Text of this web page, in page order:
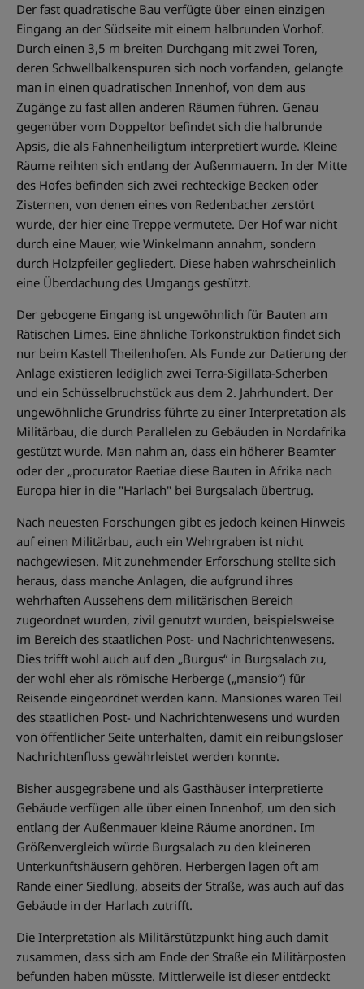
Der fast quadratische Bau verfügte über einen einzigen
Eingang an der Südseite mit einem halbrunden Vorhof.
Durch einen 3,5 m breiten Durchgang mit zwei Toren,
deren Schwellbalkenspuren sich noch vorfanden, gelangte
man in einen quadratischen Innenhof, von dem aus
Zugänge zu fast allen anderen Räumen führen. Genau
gegenüber vom Doppeltor befindet sich die halbrunde
Apsis, die als Fahnenheiligtum interpretiert wurde. Kleine
Räume reihten sich entlang der Außenmauern. In der Mitte
des Hofes befinden sich zwei rechteckige Becken oder
Zisternen, von denen eines von Redenbacher zerstört
wurde, der hier eine Treppe vermutete. Der Hof war nicht
durch eine Mauer, wie Winkelmann annahm, sondern
durch Holzpfeiler gegliedert. Diese haben wahrscheinlich
eine Überdachung des Umgangs gestützt.
Der gebogene Eingang ist ungewöhnlich für Bauten am
Rätischen Limes. Eine ähnliche Torkonstruktion findet sich
nur beim Kastell Theilenhofen. Als Funde zur Datierung der
Anlage existieren lediglich zwei Terra-Sigillata-Scherben
und ein Schüsselbruchstück aus dem 2. Jahrhundert. Der
ungewöhnliche Grundriss führte zu einer Interpretation als
Militärbau, die durch Parallelen zu Gebäuden in Nordafrika
gestützt wurde. Man nahm an, dass ein höherer Beamter
oder der „procurator Raetiae diese Bauten in Afrika nach
Europa hier in die "Harlach" bei Burgsalach übertrug.
Nach neuesten Forschungen gibt es jedoch keinen Hinweis
auf einen Militärbau, auch ein Wehrgraben ist nicht
nachgewiesen. Mit zunehmender Erforschung stellte sich
heraus, dass manche Anlagen, die aufgrund ihres
wehrhaften Aussehens dem militärischen Bereich
zugeordnet wurden, zivil genutzt wurden, beispielsweise
im Bereich des staatlichen Post- und Nachrichtenwesens.
Dies trifft wohl auch auf den „Burgus“ in Burgsalach zu,
der wohl eher als römische Herberge („mansio“) für
Reisende eingeordnet werden kann. Mansiones waren Teil
des staatlichen Post- und Nachrichtenwesens und wurden
von öffentlicher Seite unterhalten, damit ein reibungsloser
Nachrichtenfluss gewährleistet werden konnte.
Bisher ausgegrabene und als Gasthäuser interpretierte
Gebäude verfügen alle über einen Innenhof, um den sich
entlang der Außenmauer kleine Räume anordnen. Im
Größenvergleich würde Burgsalach zu den kleineren
Unterkunftshäusern gehören. Herbergen lagen oft am
Rande einer Siedlung, abseits der Straße, was auch auf das
Gebäude in der Harlach zutrifft.
Die Interpretation als Militärstützpunkt hing auch damit
zusammen, dass sich am Ende der Straße ein Militärposten
befunden haben müsste. Mittlerweile ist dieser entdeckt